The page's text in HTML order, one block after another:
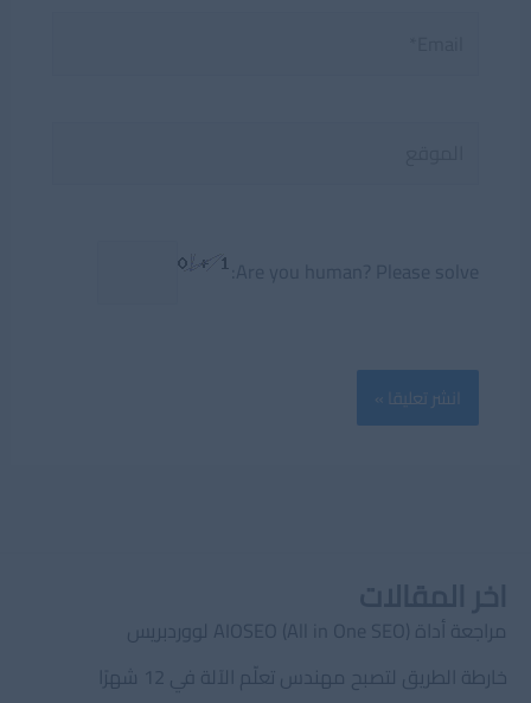
مراجعة أداة AIOSEO (All in One SEO) لووردبريس
خارطة الطريق لتصبح مهندس تعلّم الآلة في 12 شهرًا